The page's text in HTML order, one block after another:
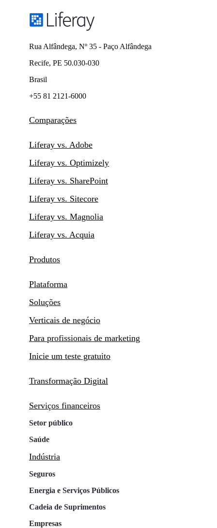
Rua Alfândega, Nº 35 - Paço Alfândega
Recife, PE 50.030-030
Brasil
+55 81 2121-6000
Comparações
Liferay vs. Adobe
Liferay vs. Optimizely
Liferay vs. SharePoint
Liferay vs. Sitecore
Liferay vs. Magnolia
Liferay vs. Acquia
Produtos
Plataforma
Soluções
Verticais de negócio
Para profissionais de marketing
Inicie um teste gratuito
Transformação Digital
Serviços financeiros
Setor público
Saúde
Indústria
Seguros
Energia e Serviços Públicos
Cadeia de Suprimentos
Empresas